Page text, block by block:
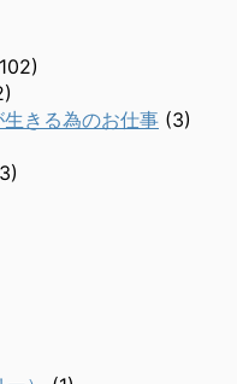
きる為のお仕事 (3)